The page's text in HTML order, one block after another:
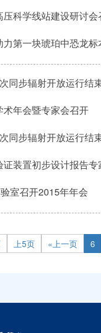
科学线站建设研讨会
第一块琥珀中恐龙
同步辐射开放运行结
年会暨专家会召开
同步辐射开放运行结
装置初步设计报告
室召开2015年年会
上5页 «上一页 6